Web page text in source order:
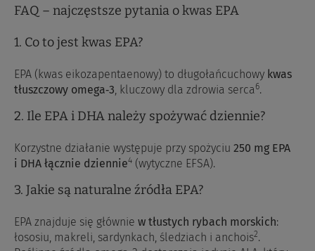
FAQ – najczęstsze pytania o kwas EPA
1. Co to jest kwas EPA?
EPA (kwas eikozapentaenowy) to długołańcuchowy kwas
tłuszczowy omega‑3 , kluczowy dla zdrowia serca 6.
2. Ile EPA i DHA należy spożywać dziennie?
Korzystne działanie występuje przy spożyciu 250 mg EPA
i DHA łącznie dziennie4 (wytyczne EFSA).
3. Jakie są naturalne źródła EPA?
EPA znajduje się głównie w tłustych rybach morskich:
łososiu, makreli, sardynkach, śledziach i anchois2.